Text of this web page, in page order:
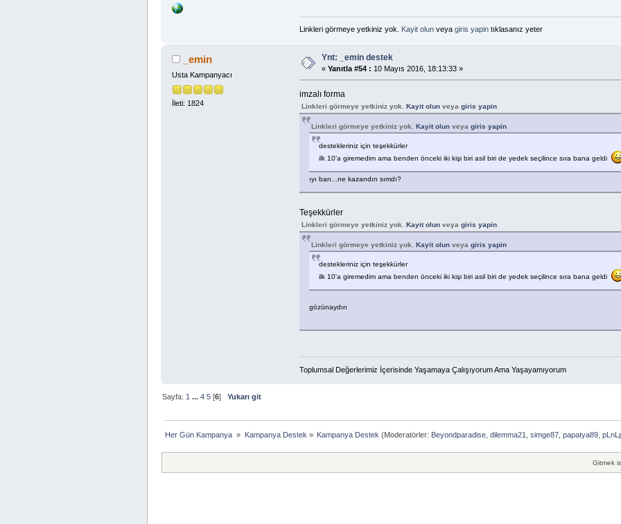
Linkleri görmeye yetkiniz yok. Kayit olunveya giris yapintıklasanız yeter
_emin
Usta Kampanyacı
İleti: 1824
Ynt: _emin destek
« Yanıtla #54 : 10 Mayıs 2016, 18:13:33 »
imzalı forma
Linkleri görmeye yetkiniz yok. Kayit olunveya giris yapin
Linkleri görmeye yetkiniz yok. Kayit olunveya giris yapin
destekleriniz için teşekkürler
ilk 10'a giremedim ama benden önceki iki kişi biri asil biri de yedek seçilince sıra bana geldi
ıyı barı...ne kazandın sımdı?
Teşekkürler
Linkleri görmeye yetkiniz yok. Kayit olunveya giris yapin
Linkleri görmeye yetkiniz yok. Kayit olunveya giris yapin
destekleriniz için teşekkürler
ilk 10'a giremedim ama benden önceki iki kişi biri asil biri de yedek seçilince sıra bana geldi
gözünaydın
Toplumsal Değerlerimiz İçerisinde Yaşamaya Çalışıyorum Ama Yaşayamıyorum
Sayfa: 1 ...4 5 [6]Yukarı git
Her Gün Kampanya » Kampanya Destek » Kampanya Destek (Moderatörler: Beyondparadise, dilemma21 simge87, papatya89,
Gitmek